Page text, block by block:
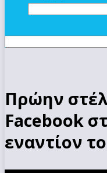
Πρώην
Facebook
εναντίον